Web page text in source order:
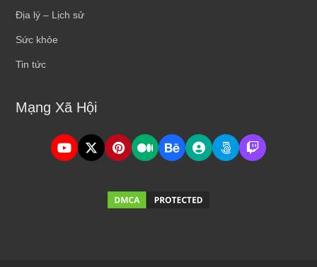
Địa lý – Lịch sử
Sức khỏe
Tin tức
Mạng Xã Hội